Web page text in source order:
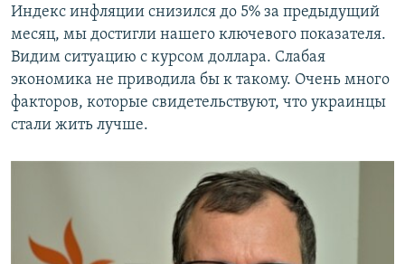
Индекс инфляции снизился до 5% за предыдущий
месяц, мы достигли нашего ключевого показателя.
Видим ситуацию с курсом доллара. Слабая
экономика не приводила бы к такому. Очень много
факторов, которые свидетельствуют, что украинцы
стали жить лучше.